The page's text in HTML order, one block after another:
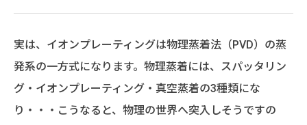
実は、イオンプレーティングは物理蒸着法（PVD）の蒸
発系の一方式になります。物理蒸着には、スパッタリン
グ・イオンプレーティング・真空蒸着の3種類にな
り・・・こうなると、物理の世界へ突入しそうですの